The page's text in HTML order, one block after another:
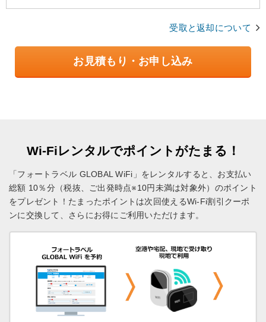
受取と返却について
お見積もり・お申し込み
Wi-Fiレンタルでポイントがたまる！
「フォートラベル GLOBAL WiFi」をレンタルすると、お支払い
総額 10％分（税抜、ご出発時点※10円未満は対象外）のポイント
をプレゼント！ たまったポイントは次回使えるWi-Fi割引クーポ
ンに交換して、さらにお得にご利用いただけます。